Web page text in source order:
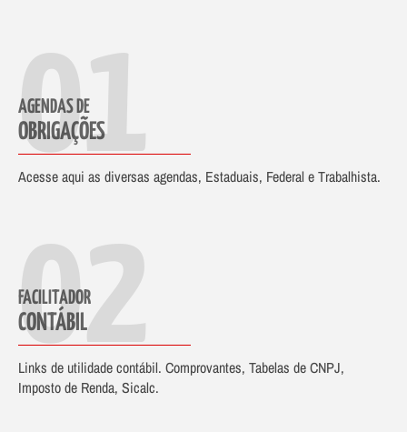
01
AGENDAS DE
OBRIGAÇÕES
Acesse aqui as diversas agendas, Estaduais, Federal e Trabalhista.
02
FACILITADOR
CONTÁBIL
Links de utilidade contábil. Comprovantes, Tabelas de CNPJ,
Imposto de Renda, Sicalc.